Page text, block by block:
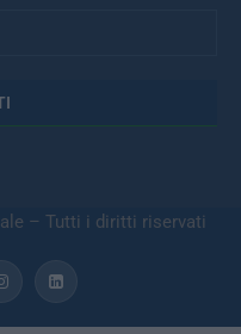
– Tutti i diritti riservati